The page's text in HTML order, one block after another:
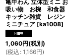
亀甲わん 立体型ミニ お
吸い物 お椀 和食器
キッチン雑貨 レジン
ミニチュア [ka1008]
1,060円(税別)
(税込 : 1,166円)